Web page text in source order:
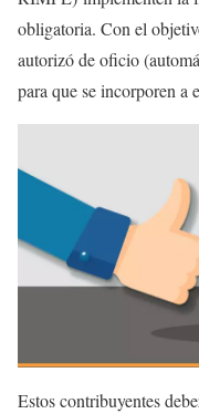
obligatoria. Con el
autorizó de oficio
para que se incorporen a
Estos contribuyentes